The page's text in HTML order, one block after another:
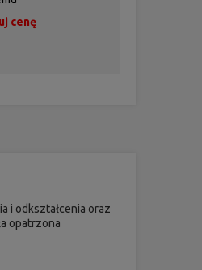
cenę
i odkształcenia oraz
opatrzona